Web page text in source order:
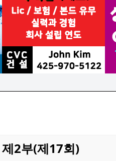
2부(제17회)